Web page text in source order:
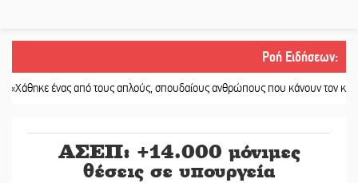
Ροή Ειδήσεων:
ένας από τους απλούς, σπουδαίους ανθρώπους που κάνουν τον κόσμο λίγο
ΑΣΕΠ: +14.000 μόνιμες
θέσεις σε υπουργεία